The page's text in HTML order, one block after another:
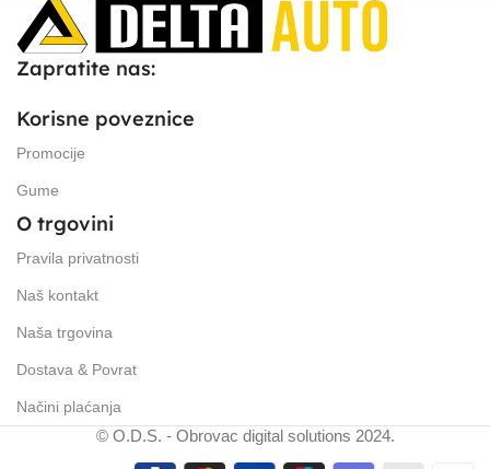
Zapratite nas:
Korisne poveznice
Promocije
Gume
O trgovini
Pravila privatnosti
Naš kontakt
Naša trgovina
Dostava & Povrat
Načini plaćanja
© O.D.S. - Obrovac digital solutions 2024.